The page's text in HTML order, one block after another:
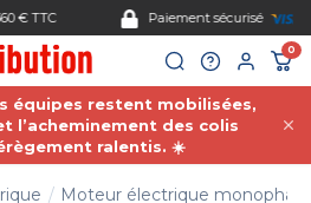
0
équipes restent mobilisées,
l’acheminement des colis
ralentis. ☀️
Moteur électrique